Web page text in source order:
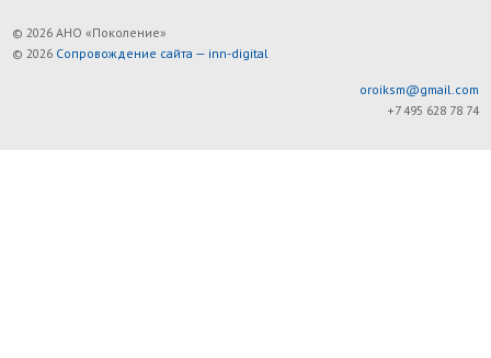
© 2026 АНО «Поколение»
© 2026 Сопровождение сайта — inn-digital
oroiksm@gmail.com
+7 495 628 78 74